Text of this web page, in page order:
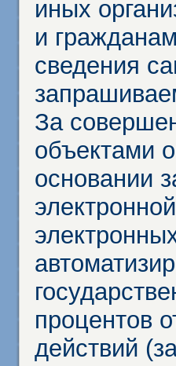
иных
и
сведения
За
объектами
основании
процентов
действий